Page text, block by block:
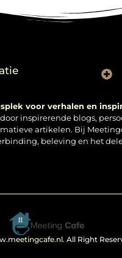
voor verhalen en
door inspirerende blogs,
artikelen. Bij
beleving en het
. All Right